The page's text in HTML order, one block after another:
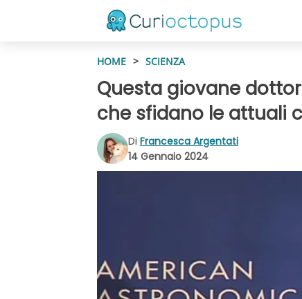
HOME > SCIENZA
Questa giovane
che sfidano le attuali
Di Francesca Argentati
14 Gennaio 2024